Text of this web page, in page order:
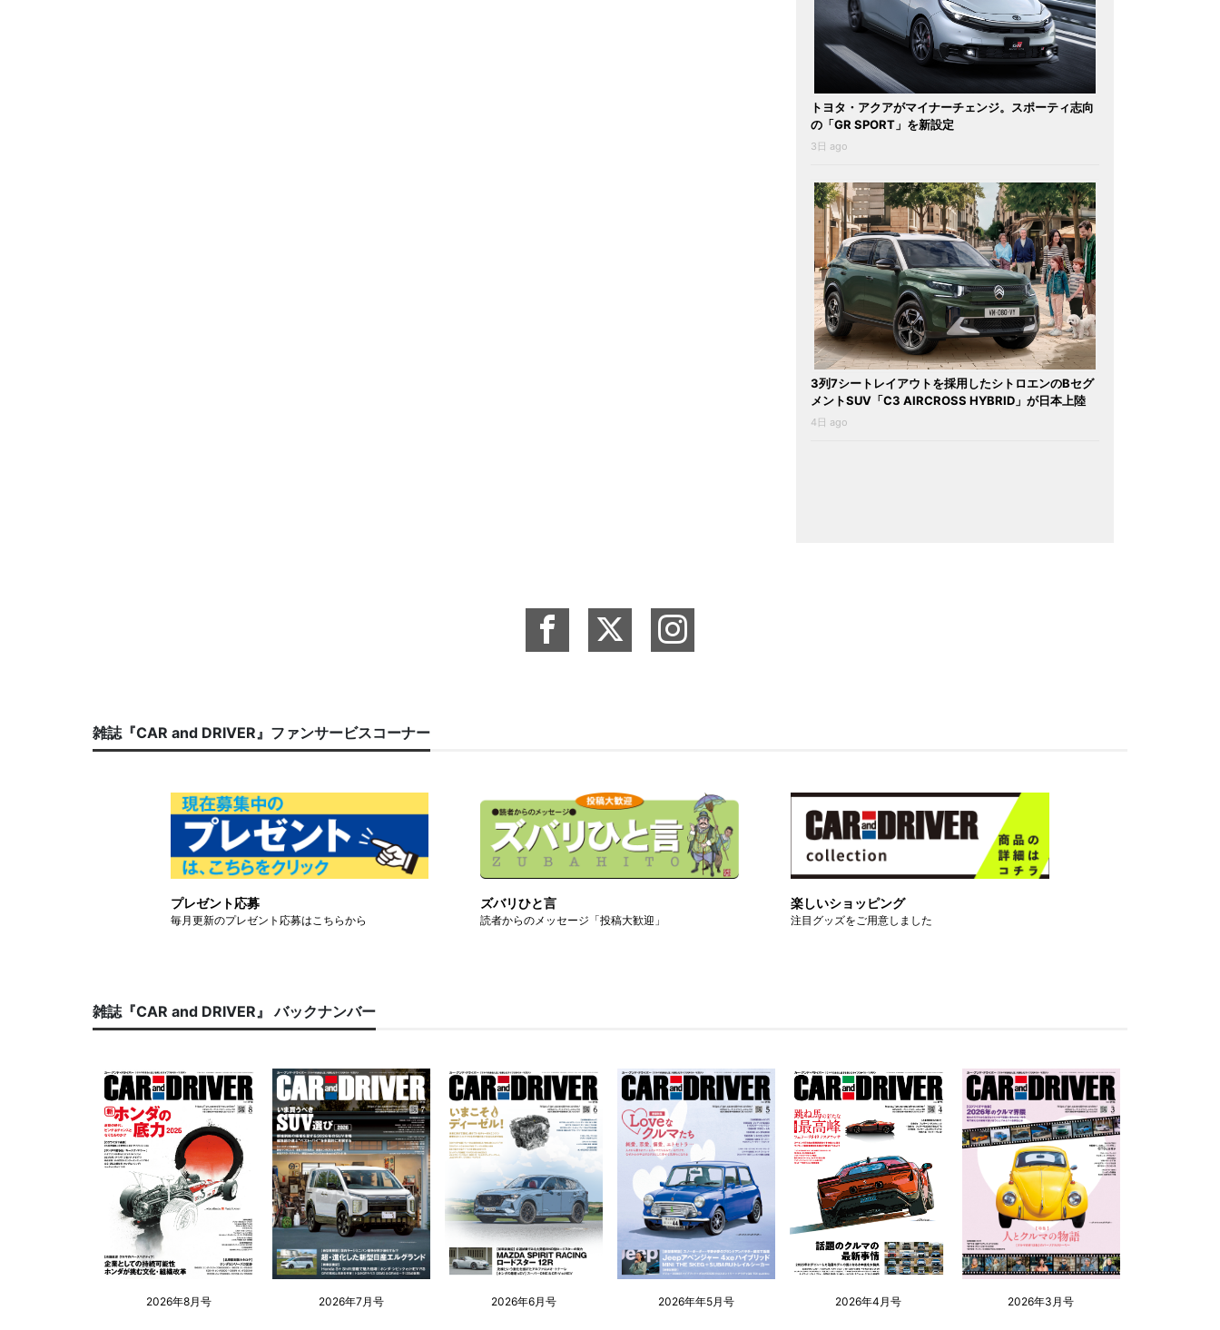
トヨタ・アクアがマイナーチェンジ。スポーティ志向
の「GR SPORT」を新設定
3日 ago
3列7シートレイアウトを採用したシトロエンのBセグ
メントSUV「C3 AIRCROSS HYBRID」が日本上陸
4日 ago
雑誌『CAR and DRIVER』ファンサービスコーナー
プレゼント応募
毎月更新のプレゼント応募はこちらから
ズバリひと言
読者からのメッセージ「投稿大歓迎」
楽しいショッピング
注目グッズをご用意しました
雑誌『CAR and DRIVER』 バックナンバー
2026年8月号 2026年7月号 2026年6月号 2026年年5月号 2026年4月号 2026年3月号